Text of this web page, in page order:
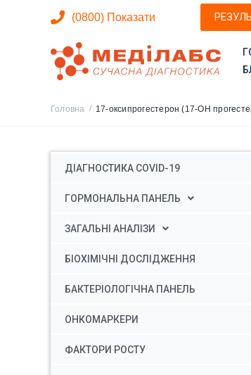
(0800) Показати
Головна / 17-оксипрогестерон (17-ОН
ДІАГНОСТИКА COVID-19
ГОРМОНАЛЬНА ПАНЕЛЬ
ЗАГАЛЬНІ АНАЛІЗИ
БІОХІМІЧНІ ДОСЛІДЖЕННЯ
БАКТЕРІОЛОГІЧНА ПАНЕЛЬ
ОНКОМАРКЕРИ
ФАКТОРИ РОСТУ